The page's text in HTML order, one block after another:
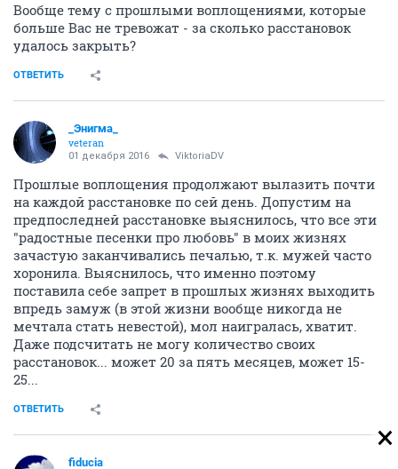
Вообще тему с прошлыми воплощениями, которые
больше Вас не тревожат - за сколько расстановок
удалось закрыть?
ОТВЕТИТЬ
_Энигма_
veteran
01 декабря 2016 ViktoriaDV
Прошлые воплощения продолжают вылазить почти
на каждой расстановке по сей день. Допустим на
предпоследней расстановке выяснилось, что все эти
"радостные песенки про любовь" в моих жизнях
зачастую заканчивались печалью, т.к. мужей часто
хоронила. Выяснилось, что именно поэтому
поставила себе запрет в прошлых жизнях выходить
впредь замуж (в этой жизни вообще никогда не
мечтала стать невестой), мол наигралась, хватит.
Даже подсчитать не могу количество своих
расстановок... может 20 за пять месяцев, может 15-
25...
ОТВЕТИТЬ
fiducia